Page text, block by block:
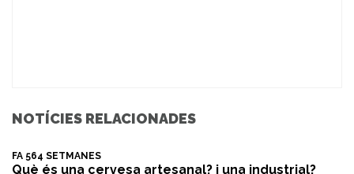
NOTÍCIES RELACIONADES
FA 564 SETMANES
Què és una cervesa artesanal? i una industrial?